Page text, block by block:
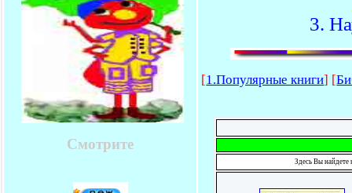
Смотрите
3.
[1.Популярные книги] [
Здесь Вы